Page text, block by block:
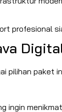
profesional
pilihan paket
ingin